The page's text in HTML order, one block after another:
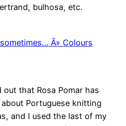
bulhosa, etc.
Â» Colours
that Rosa Pomar has
Portuguese knitting
and I used the last of my